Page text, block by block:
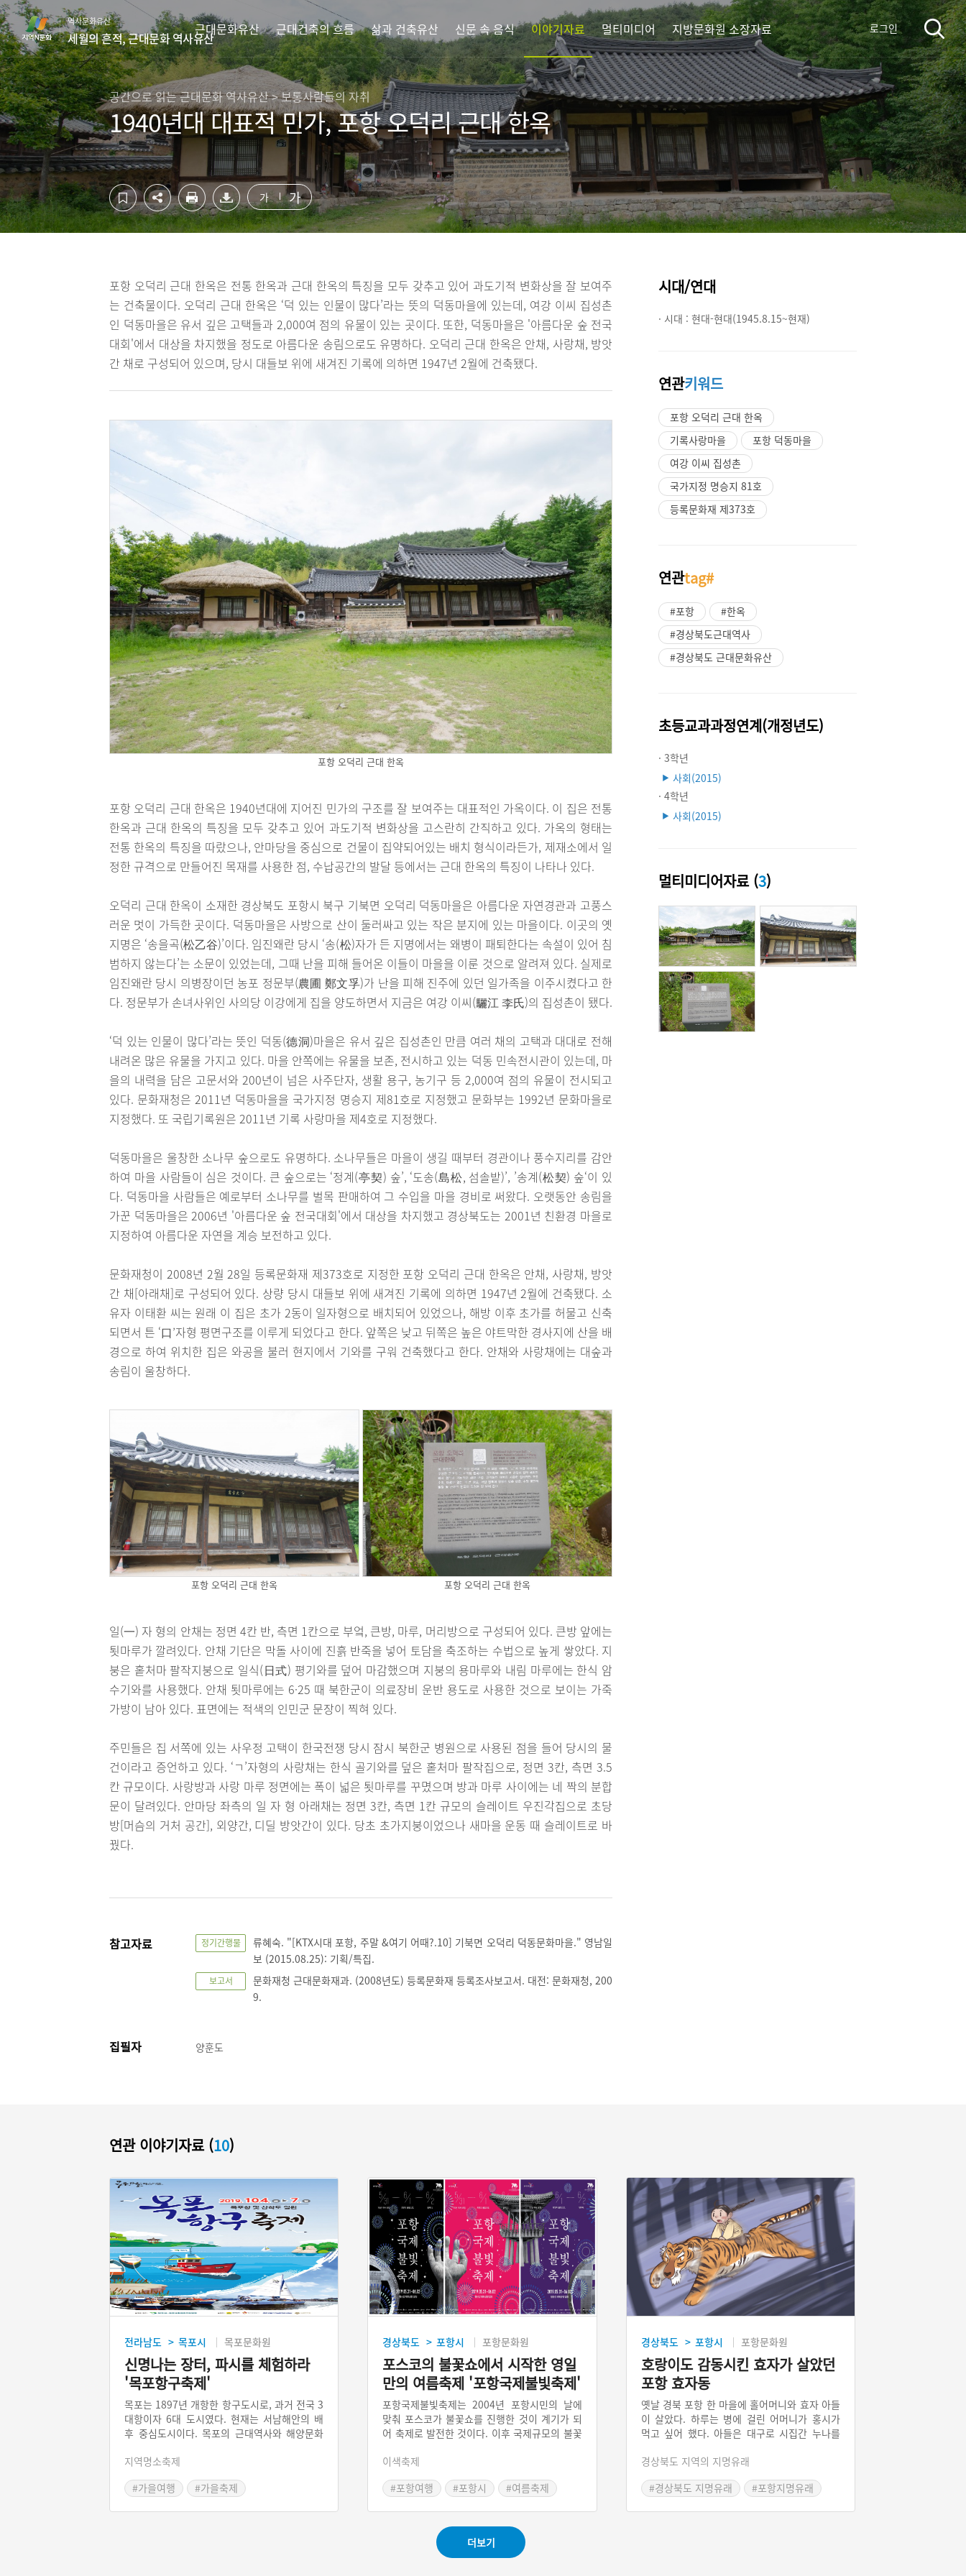
컨
텐
츠
영
역
바
로
가
기
하
단
영
역
바
로
가
기
역사문화유산
세월의 흔적, 근대문화 역사유산
근대문화유산 근대건축의 흐름 삶과 건축유산 신문 속 음식 이야기자료 멀티미디어 지방문화원 소장자료 로그인
공간으로 읽는 근대문화 역사유산 > 보통사람들의 자취
1940년대 대표적 민가, 포항 오덕리 근대 한옥
가 가
포항 오덕리 근대 한옥은 전통 한옥과 근대 한옥의 특징을 모두 갖추고 있어 과도기적 변화상을 잘 보여주
는 건축물이다. 오덕리 근대 한옥은 ‘덕 있는 인물이 많다’라는 뜻의 덕동마을에 있는데, 여강 이씨 집성촌
인 덕동마을은 유서 깊은 고택들과 2,000여 점의 유물이 있는 곳이다. 또한, 덕동마을은 '아름다운 숲 전국
대회'에서 대상을 차지했을 정도로 아름다운 송림으로도 유명하다. 오덕리 근대 한옥은 안채, 사랑채, 방앗
간 채로 구성되어 있으며, 당시 대들보 위에 새겨진 기록에 의하면 1947년 2월에 건축됐다.
포항 오덕리 근대 한옥
포항 오덕리 근대 한옥은 1940년대에 지어진 민가의 구조를 잘 보여주는 대표적인 가옥이다. 이 집은 전통
한옥과 근대 한옥의 특징을 모두 갖추고 있어 과도기적 변화상을 고스란히 간직하고 있다. 가옥의 형태는
전통 한옥의 특징을 따랐으나, 안마당을 중심으로 건물이 집약되어있는 배치 형식이라든가, 제재소에서 일
정한 규격으로 만들어진 목재를 사용한 점, 수납공간의 발달 등에서는 근대 한옥의 특징이 나타나 있다.
오덕리 근대 한옥이 소재한 경상북도 포항시 북구 기북면 오덕리 덕동마을은 아름다운 자연경관과 고풍스
러운 멋이 가득한 곳이다. 덕동마을은 사방으로 산이 둘러싸고 있는 작은 분지에 있는 마을이다. 이곳의 옛
지명은 ‘송을곡(松乙谷)’이다. 임진왜란 당시 ‘송(松)자가 든 지명에서는 왜병이 패퇴한다는 속설이 있어 침
범하지 않는다’는 소문이 있었는데, 그때 난을 피해 들어온 이들이 마을을 이룬 것으로 알려져 있다. 실제로
임진왜란 당시 의병장이던 농포 정문부(農圃 鄭文孚)가 난을 피해 진주에 있던 일가족을 이주시켰다고 한
다. 정문부가 손녀사위인 사의당 이강에게 집을 양도하면서 지금은 여강 이씨(驪江 李氏)의 집성촌이 됐다.
‘덕 있는 인물이 많다’라는 뜻인 덕동(德洞)마을은 유서 깊은 집성촌인 만큼 여러 채의 고택과 대대로 전해
내려온 많은 유물을 가지고 있다. 마을 안쪽에는 유물을 보존, 전시하고 있는 덕동 민속전시관이 있는데, 마
을의 내력을 담은 고문서와 200년이 넘은 사주단자, 생활 용구, 농기구 등 2,000여 점의 유물이 전시되고
있다. 문화재청은 2011년 덕동마을을 국가지정 명승지 제81호로 지정했고 문화부는 1992년 문화마을로
지정했다. 또 국립기록원은 2011년 기록 사랑마을 제4호로 지정했다.
덕동마을은 울창한 소나무 숲으로도 유명하다. 소나무들은 마을이 생길 때부터 경관이나 풍수지리를 감안
하여 마을 사람들이 심은 것이다. 큰 숲으로는 ‘정계(亭契) 숲’, ‘도송(島松, 섬솔밭)’, ’송계(松契) 숲‘이 있
다. 덕동마을 사람들은 예로부터 소나무를 벌목 판매하여 그 수입을 마을 경비로 써왔다. 오랫동안 송림을
가꾼 덕동마을은 2006년 '아름다운 숲 전국대회'에서 대상을 차지했고 경상북도는 2001년 친환경 마을로
지정하여 아름다운 자연을 계승 보전하고 있다.
문화재청이 2008년 2월 28일 등록문화재 제373호로 지정한 포항 오덕리 근대 한옥은 안채, 사랑채, 방앗
간 채[아래채]로 구성되어 있다. 상량 당시 대들보 위에 새겨진 기록에 의하면 1947년 2월에 건축됐다. 소
유자 이태환 씨는 원래 이 집은 초가 2동이 일자형으로 배치되어 있었으나, 해방 이후 초가를 허물고 신축
되면서 튼 ‘口’자형 평면구조를 이루게 되었다고 한다. 앞쪽은 낮고 뒤쪽은 높은 야트막한 경사지에 산을 배
경으로 하여 위치한 집은 와공을 불러 현지에서 기와를 구워 건축했다고 한다. 안채와 사랑채에는 대숲과
송림이 울창하다.
포항 오덕리 근대 한옥 포항 오덕리 근대 한옥
일(一) 자 형의 안채는 정면 4칸 반, 측면 1칸으로 부엌, 큰방, 마루, 머리방으로 구성되어 있다. 큰방 앞에는
툇마루가 깔려있다. 안채 기단은 막돌 사이에 진흙 반죽을 넣어 토담을 축조하는 수법으로 높게 쌓았다. 지
붕은 홑처마 팔작지붕으로 일식(日式) 평기와를 덮어 마감했으며 지붕의 용마루와 내림 마루에는 한식 암
수기와를 사용했다. 안채 툇마루에는 6·25 때 북한군이 의료장비 운반 용도로 사용한 것으로 보이는 가죽
가방이 남아 있다. 표면에는 적색의 인민군 문장이 찍혀 있다.
주민들은 집 서쪽에 있는 사우정 고택이 한국전쟁 당시 잠시 북한군 병원으로 사용된 점을 들어 당시의 물
건이라고 증언하고 있다. ‘ㄱ’자형의 사랑채는 한식 골기와를 덮은 홑처마 팔작집으로, 정면 3칸, 측면 3.5
칸 규모이다. 사랑방과 사랑 마루 정면에는 폭이 넓은 툇마루를 꾸몄으며 방과 마루 사이에는 네 짝의 분합
문이 달려있다. 안마당 좌측의 일 자 형 아래채는 정면 3칸, 측면 1칸 규모의 슬레이트 우진각집으로 초당
방[머슴의 거처 공간], 외양간, 디딜 방앗간이 있다. 당초 초가지붕이었으나 새마을 운동 때 슬레이트로 바
꿨다.
참고자료 정기간행물
류혜숙. "[KTX시대 포항, 주말 &여기 어때?.10] 기북면 오덕리 덕동문화마을." 영남일
보 (2015.08.25): 기획/특집.
보고서
문화재청 근대문화재과. (2008년도) 등록문화재 등록조사보고서. 대전: 문화재청, 200
9.
집필자 양훈도
시대/연대
· 시대 : 현대-현대(1945.8.15~현재)
연관키워드
포항 오덕리 근대 한옥
기록사랑마을
포항 덕동마을
여강 이씨 집성촌
국가지정 명승지 81호
등록문화재 제373호
연관tag#
#포항
#한옥
#경상북도근대역사
#경상북도 근대문화유산
초등교과과정연계(개정년도)
· 3학년
▶ 사회(2015)
· 4학년
▶ 사회(2015)
멀티미디어자료 (3)
연관 이야기자료 (10)
전라남도 > 목포시 목포문화원
신명나는 장터, 파시를 체험하라
'목포항구축제'
목포는 1897년 개항한 항구도시로, 과거 전국 3
대항이자 6대 도시였다. 현재는 서남해안의 배
후 중심도시이다. 목포의 근대역사와 해양문화
는 파시를 중심으로 승성체험, 선상경매체험, 한
선 제작 등을 해볼 수 있다. 전통과 현대가 적절
하게 가미된 흥겨운 축제가 만족도를 높인다.
지역명소축제
#가을여행
#가을축제
경상북도 > 포항시 포항문화원
포스코의 불꽃쇼에서 시작한 영일
만의 여름축제 '포항국제불빛축제'
포항국제불빛축제는 2004년 포항시민의 날에
맞춰 포스코가 불꽃쇼를 진행한 것이 계기가 되
어 축제로 발전한 것이다. 이후 국제규모의 불꽃
꽃’중심에서 탈피하여 산업과 문화적 요소를 융
합한 다채로운 프로그램이 진행된다. 축제 기간
동안 약 10만 발의 불꽃이 사용되는 세계적인
이색축제
#포항여행
#포항시
#여름축제
경상북도 > 포항시 포항문화원
호랑이도 감동시킨 효자가 살았던
포항 효자동
옛날 경북 포항 한 마을에 홀어머니와 효자 아들
이 살았다. 하루는 병에 걸린 어머니가 홍시가
먹고 싶어 했다. 아들은 대구로 시집간 누나를
가 나타났다. 사정을 들은 호랑이는 아들을 태워
순식간에 누나에게 데려다주었다. 마침 누나의
집에 홍시가 있어 아들은 그것을 어머니에게 드
경상북도 지역의 지명유래
#경상북도 지명유래
#포항지명유래
더보기